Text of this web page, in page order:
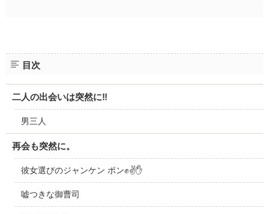
目次
二人の出会いは突然に‼
男三人
再会も突然に。
彼女選びのジャンケン ポン✊✌✋
嘘つきな御曹司